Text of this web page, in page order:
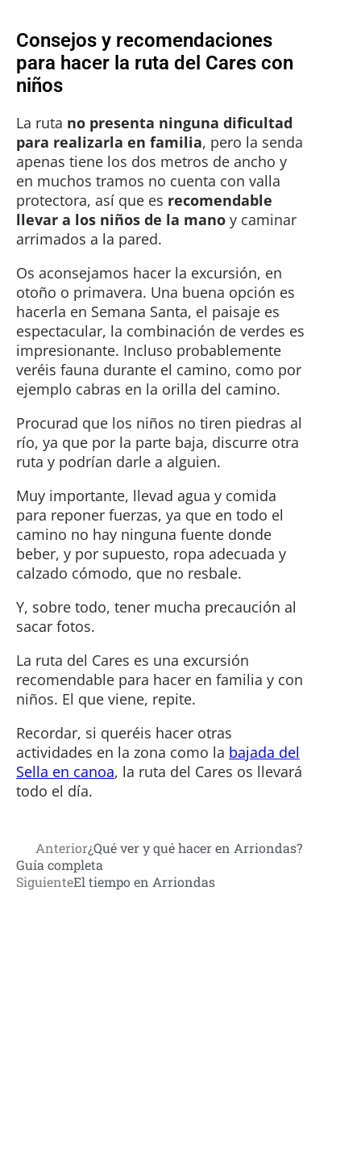
Consejos y recomendaciones
para hacer la ruta del Cares con
niños
La ruta no presenta ninguna dificultad
para realizarla en familia, pero la senda
apenas tiene los dos metros de ancho y
en muchos tramos no cuenta con valla
protectora, así que es recomendable
llevar a los niños de la mano y caminar
arrimados a la pared.
Os aconsejamos hacer la excursión, en
otoño o primavera. Una buena opción es
hacerla en Semana Santa, el paisaje es
espectacular, la combinación de verdes es
impresionante. Incluso probablemente
veréis fauna durante el camino, como por
ejemplo cabras en la orilla del camino.
Procurad que los niños no tiren piedras al
río, ya que por la parte baja, discurre otra
ruta y podrían darle a alguien.
Muy importante, llevad agua y comida
para reponer fuerzas, ya que en todo el
camino no hay ninguna fuente donde
beber, y por supuesto, ropa adecuada y
calzado cómodo, que no resbale.
Y, sobre todo, tener mucha precaución al
sacar fotos.
La ruta del Cares es una excursión
recomendable para hacer en familia y con
niños. El que viene, repite.
Recordar, si queréis hacer otras
actividades en la zona como la bajada del
Sella en canoa, la ruta del Cares os llevará
todo el día.
AntAnterior¿Qué ver y qué hacer en Arriondas?
Guía completa
SiguienteEl tiempo en Arriondas